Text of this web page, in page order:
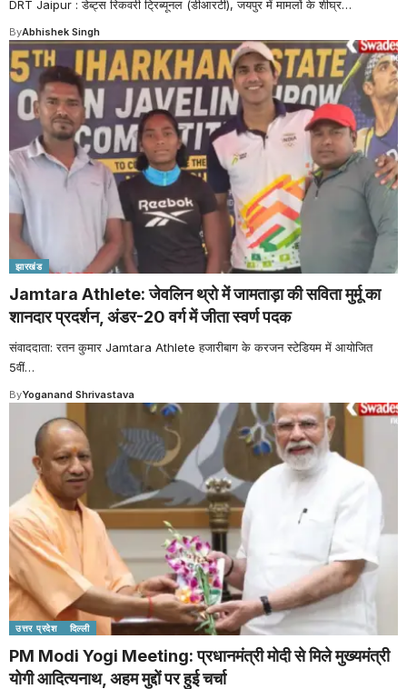
DRT Jaipur : डेब्ट्स रिकवरी ट्रिब्यूनल (डीआरटी), जयपुर में मामलों के शीघ्र…
ByAbhishek Singh
झारखंड
Jamtara Athlete: जेवलिन थ्रो में जामताड़ा की सविता मुर्मू का
शानदार प्रदर्शन, अंडर-20 वर्ग में जीता स्वर्ण पदक
संवाददाता: रतन कुमार Jamtara Athlete हजारीबाग के करजन स्टेडियम में आयोजित
5वीं…
ByYoganand Shrivastava
उत्तर प्रदेश दिल्ली
PM Modi Yogi Meeting: प्रधानमंत्री मोदी से मिले मुख्यमंत्री
योगी आदित्यनाथ, अहम मुद्दों पर हुई चर्चा